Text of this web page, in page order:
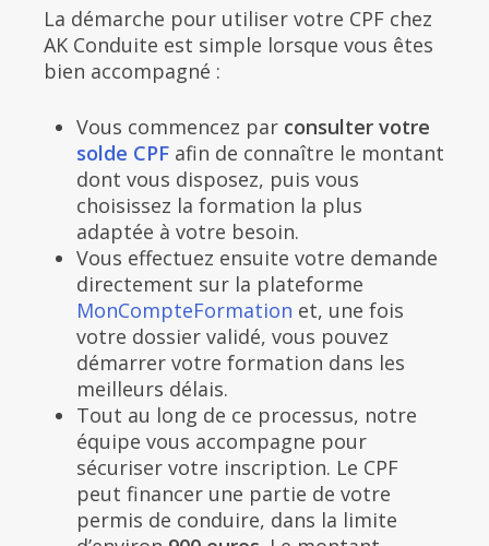
La démarche pour utiliser votre CPF chez
AK Conduite est simple lorsque vous êtes
bien accompagné :
Vous commencez par consulter votre
solde CPF afin de connaître le montant
dont vous disposez, puis vous
choisissez la formation la plus
adaptée à votre besoin.
Vous effectuez ensuite votre demande
directement sur la plateforme
MonCompteFormation et, une fois
votre dossier validé, vous pouvez
démarrer votre formation dans les
meilleurs délais.
Tout au long de ce processus, notre
équipe vous accompagne pour
sécuriser votre inscription. Le CPF
peut financer une partie de votre
permis de conduire, dans la limite